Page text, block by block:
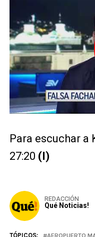
Para escuchar a
27:20 (I)
REDACCIÓN
Qué Noticias!
TÓPICOS: AEROPUERTO